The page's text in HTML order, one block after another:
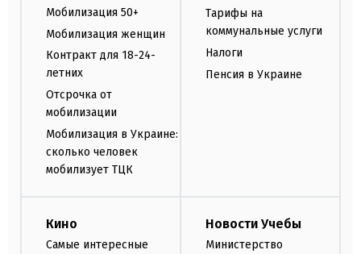
Мобилизация 50+
Мобилизация женщин
Контракт для 18-24-
летних
Отсрочка от
мобилизации
Мобилизация в Украине:
сколько человек
мобилизует ТЦК
Тарифы на
коммунальные услуги
Налоги
Пенсия в Украине
Кино
Самые интересные
Новости Учебы
Министерство